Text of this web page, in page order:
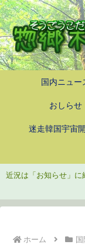
国内ニュー
おしらせ
迷走韓国宇宙
近況は「お知らせ」に
ホーム